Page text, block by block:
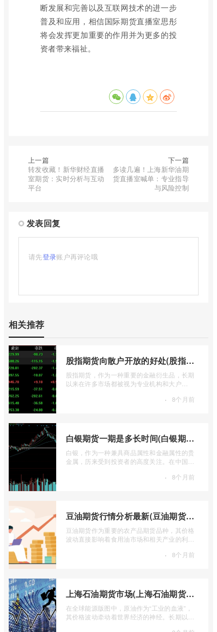
断发展和完善以及互联网技术的进一步
普及和应用，相信国际期货直播室思彤
将会发挥更加重要的作用并为更多的投
资者带来福祉。
上一篇
转发收藏！新华财经直播
室期货：实时分析与互动
平台
下一篇
多读几遍！上海新华油期
货直播室喊单：专业指导
与风险控制
发表回复
请先登录账户再评论哦
相关推荐
股指期货向散户开放的好处(股指期货对利空信息更加敏感吗)
股指期货，作为一种重要的金融衍生品，长期
以来在许多市场都被视为专业机构和大户
· 8个月前
白银期货一期是多长时间(白银期货涨幅一天最高多少)
白银，作为一种兼具商品属性和金融属性的贵
金属，历来受到投资者的高度关注。在中国市
· 8个月前
豆油期货行情分析最新(豆油期货行情实时行情)
豆油期货作为重要的农产品期货品种，其价格
波动直接影响着食用油市场和相关产业的利
· 8个月前
上海石油期货市场(上海石油期货市场行情)
在全球能源版图中，原油作为“工业的血液”，
其价格波动牵动着世界经济的神经。长期以